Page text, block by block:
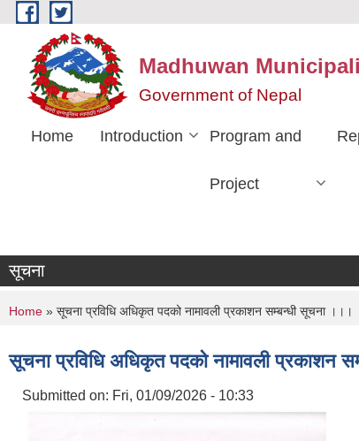
Skip to main content
Madhuwan
Government of Nepal
Home Introduction Program and
Project
सूचना
You are here
Home » सूचना प्रविधि अधिकृत पदको नामावली प्रकाशन सम्बन्धी सूचना ।।।
सूचना प्रविधि अधिकृत पदको नामावली प्रकाशन
Submitted on: Fri, 01/09/2026 - 10:33